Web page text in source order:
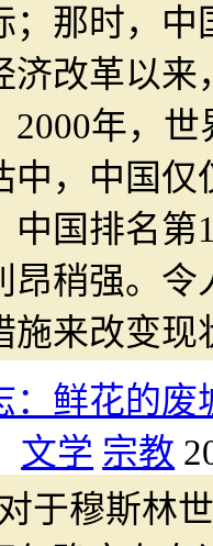
；那时，
济改革以
2000年，
中，中国仅
中国排名第
昂稍强。令
施来改变现
：鲜花的废
文学 宗教
于穆斯林